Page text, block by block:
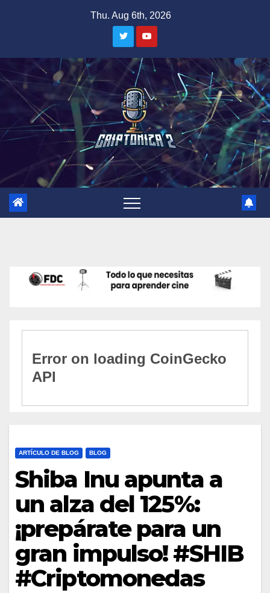
Thu. Aug 6th, 2026
ARTÍCULO DE BLOG BLOG
Shiba Inu apunta a
un alza del 125%:
¡prepárate para un
gran impulso! #SHIB
#Criptomonedas